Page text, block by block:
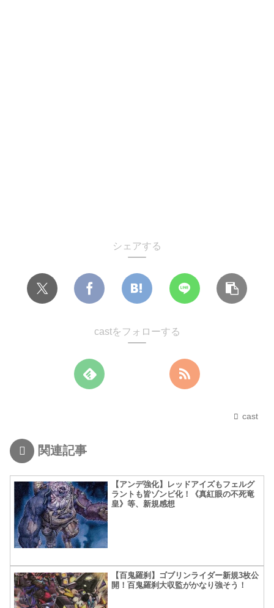
シェアする
castをフォローする
cast
関連記事
【アンデ強化】レッドアイズもフェルグ
ラントも皆ゾンビ化！《真紅眼の不死竜
皇》等、新規感想
【百鬼羅刹】ゴブリンライダー新規3枚公
開！百鬼羅刹大収監がかなり強そう！